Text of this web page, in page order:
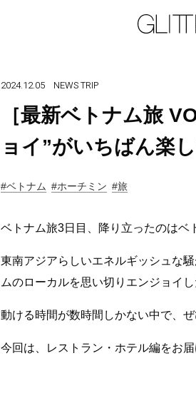
2024.12.05 NEWSTRIP
［最新ベトナム旅
ョイ”がいちばん楽し
#ベトナム #ホーチミン #旅
ベトナム旅3日目、降り立ったのはベ
東南アジアらしいエネルギッシュな
ムのローカルを思い切りエンジョイし
動ける時間が数時間しかない中で、
今回は、レストラン・ホテル編をお届